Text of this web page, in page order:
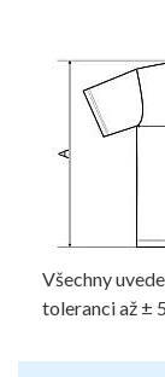
Všechny
toleranci až ±